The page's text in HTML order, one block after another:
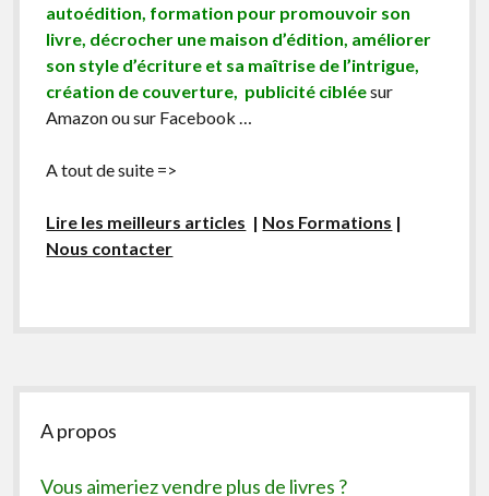
autoédition, formation pour promouvoir son
livre, décrocher une maison d’édition, améliorer
son style d’écriture et sa maîtrise de l’intrigue,
création de couverture, publicité cibléesur
Amazon ou sur Facebook …
A tout de suite =>
Lire les meilleurs articles | Nos Formations |
Nous contacter
Sidebar
A propos
Vous aimeriez vendre plus de livres ?